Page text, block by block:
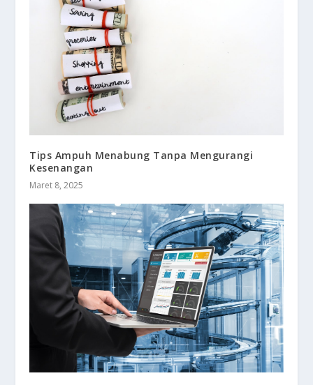
Tips Ampuh Menabung Tanpa Mengurangi
Kesenangan
Maret 8, 2025